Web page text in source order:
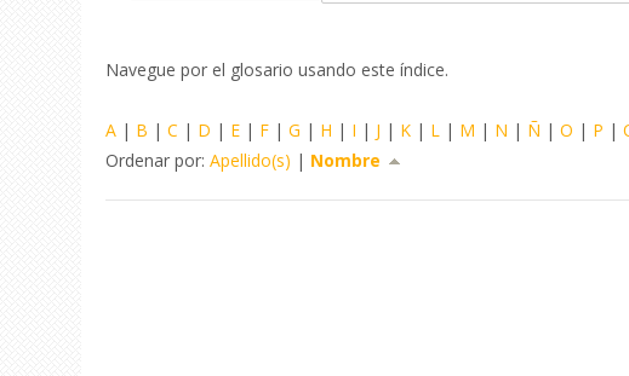
Navegue por el glosario usando este índice.
A | B |C | D | E | F |G | H | I | J | K | L | M | N | Ñ |O | P |
Ordenar por:Apellido(s) | Nombre